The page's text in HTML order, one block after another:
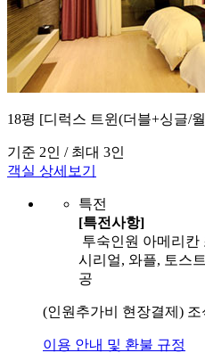
18평 [디럭스 트윈(더블+싱글/
기준 2인 / 최대 3인
객실 상세보기
특전
[특전사항]
투숙인원 아메리칸
시리얼, 와플, 토스
공
(인원추가비 현장결제)
이용 안내 및 환불 규정